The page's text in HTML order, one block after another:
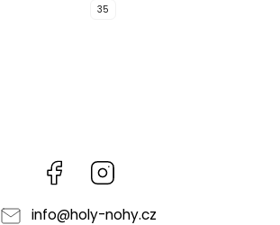
35
Facebook
info@holy-nohy.cz